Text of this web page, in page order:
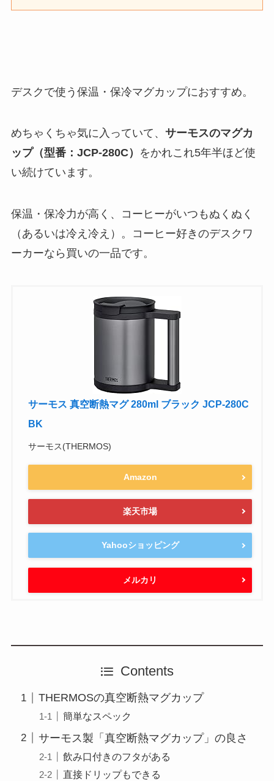
デスクで使う保温・保冷マグカップにおすすめ。
めちゃくちゃ気に入っていて、 サーモスのマグカ
ップ（型番：JCP-280C）
をかれこれ5年半ほど使
い続けています。
保温・保冷力が高く、コーヒーがいつもぬくぬく
（あるいは冷え冷え）。コーヒー好きのデスクワ
ーカーなら買いの一品です。
サーモス 真空断熱マグ 280ml ブラック JCP-280C
BK
サーモス(THERMOS)
Amazon
楽天市場
Yahooショッピング
メルカリ
Contents
THERMOSの真空断熱マグカップ
簡単なスペック
サーモス製「真空断熱マグカップ」の良さ
飲み口付きのフタがある
直接ドリップもできる